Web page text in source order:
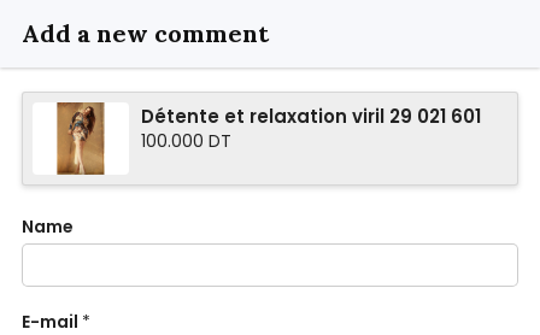
Add a new comment
Détente et relaxation viril 29 021 601
100.000 DT
Name
E-mail *